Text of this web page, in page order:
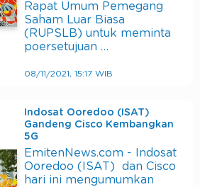
Rapat Umum Pemegang
Saham Luar Biasa
(RUPSLB) untuk meminta
poersetujuan …
08/11/2021, 15:17 WIB
Indosat Ooredoo (ISAT)
Gandeng Cisco Kembangkan
5G
EmitenNews.com - Indosat
Ooredoo (ISAT) dan Cisco
hari ini mengumumkan